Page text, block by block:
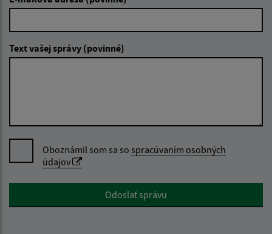
Text vašej správy (povinné)
Oboznámil som sa so spracúvaním osobných
údajov
Google reCaptcha ResponseOdoslať správu